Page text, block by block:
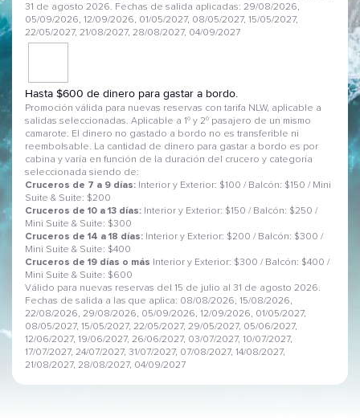
31 de agosto 2026. Fechas de salida aplicadas: 29/08/2026,
05/09/2026, 12/09/2026, 01/05/2027, 08/05/2027, 15/05/2027,
22/05/2027, 21/08/2027, 28/08/2027, 04/09/2027
Hasta $600 de dinero para gastar a bordo.
Promoción válida para nuevas reservas con tarifa NLW, aplicable a
salidas seleccionadas. Aplicable a 1º y 2º pasajero de un mismo
camarote. El dinero no gastado a bordo no es transferible ni
reembolsable. La cantidad de dinero para gastar a bordo es por
cabina y varía en función de la duración del crucero y categoría
seleccionada siendo de:
Cruceros de 7 a 9 días: Interior y Exterior: $100 / Balcón: $150 / Mini
Suite & Suite: $200
Cruceros de 10 a 13 días: Interior y Exterior: $150 / Balcón: $250 /
Mini Suite & Suite: $300
Cruceros de 14 a 18 días: Interior y Exterior: $200 / Balcón: $300 /
Mini Suite & Suite: $400
Cruceros de 19 días o más
Interior y Exterior: $300 / Balcón: $400 /
Mini Suite & Suite: $600
Válido para nuevas reservas del 15 de julio al 31 de agosto 2026.
Fechas de salida a las que aplica: 08/08/2026, 15/08/2026,
22/08/2026, 29/08/2026, 05/09/2026, 12/09/2026, 01/05/2027,
08/05/2027, 15/05/2027, 22/05/2027, 29/05/2027, 05/06/2027,
12/06/2027, 19/06/2027, 26/06/2027, 03/07/2027, 10/07/2027,
17/07/2027, 24/07/2027, 31/07/2027, 07/08/2027, 14/08/2027,
21/08/2027, 28/08/2027, 04/09/2027